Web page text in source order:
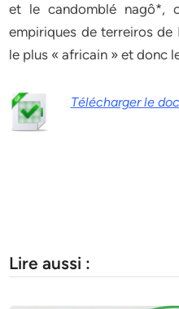
et le candomblé nagô*,
empiriques de terreiros de
le plus « africain » et donc
Télécharger le
Lire aussi :